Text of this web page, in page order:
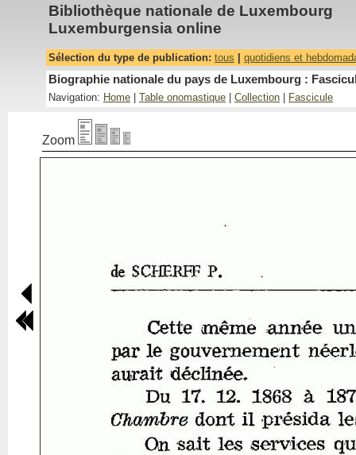
Bibliothèque nationale de Luxembourg
Luxemburgensia online
Sélection du type de publication: tous quotidiens et
Biographie nationale du pays de Luxembourg :
Navigation: Home Table onomastique Collection Fascicule
Zoom